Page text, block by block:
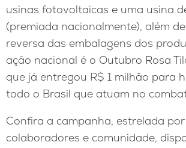
usinas fotovoltaicas e uma usina
(premiada nacionalmente), além
reversa das embalagens dos
ação nacional é o Outubro Rosa
que já entregou R$ 1 milhão para
todo o Brasil que atuam no
Confira a campanha, estrelada
colaboradores e comunidade,